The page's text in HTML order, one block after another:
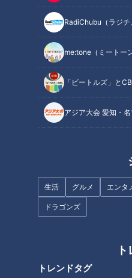
RadiChubu（ラジチ
me:tone（ミートーン
「ビートルズ」と
アジア大会 愛知・名
生活 グルメ エンタ
ドラゴンズ
トレンドタグ
世界で増える「難聴」日常生活
に支障も...予防・進行を抑える
食材とは？難聴の意外な原因や
今注目『食』『脳トレ』『運
「咽頭がん」患者数が急増！？
寿命を左右する“のどの衰え”…名
医が警告する“3つのサイン”！の